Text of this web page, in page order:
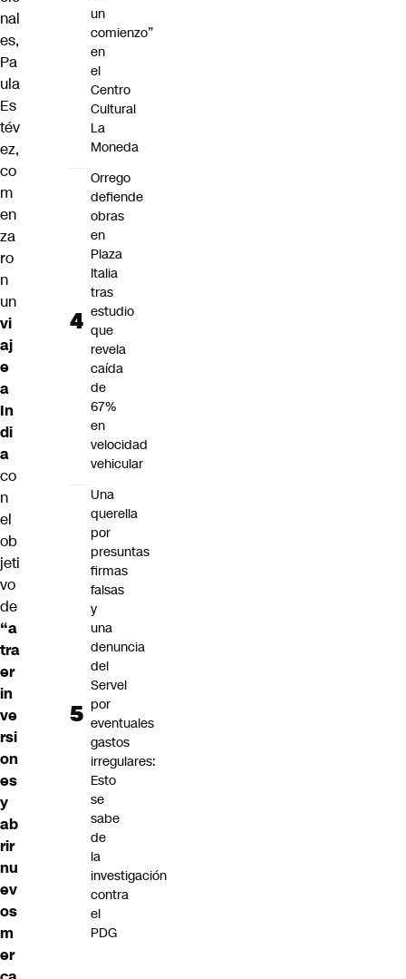
nal
es,
Pa
ula
Es
tév
ez,
co
m
en
za
ro
n
un
vi
aj
e
a
In
di
a
co
n
el
ob
jeti
vo
de
“a
tra
er
in
ve
rsi
on
es
y
ab
rir
nu
ev
os
m
er
un
comienzo”
en
el
Centro
Cultural
La
Moneda
Orrego
defiende
obras
en
Plaza
Italia
tras
estudio
que
revela
caída
de
67%
en
velocidad
vehicular
Una
querella
por
presuntas
firmas
falsas
y
una
denuncia
del
Servel
por
eventuales
gastos
irregulares:
Esto
se
sabe
de
la
investigación
contra
el
PDG